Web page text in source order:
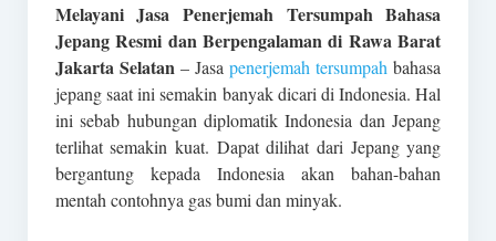
Melayani Jasa Penerjemah Tersumpah Bahasa
Jepang Resmi dan Berpengalaman di Rawa Barat
Jakarta Selatan – Jasapenerjemah tersumpah bahasa
jepang saat ini semakin banyak dicari di Indonesia. Hal
ini sebab hubungan diplomatik Indonesia dan Jepang
terlihat semakin kuat. Dapat dilihat dari Jepang yang
bergantung kepada Indonesia akan bahan-bahan
mentah contohnya gas bumi dan minyak.